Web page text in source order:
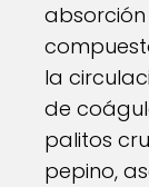
la
de
palitos
pepino,